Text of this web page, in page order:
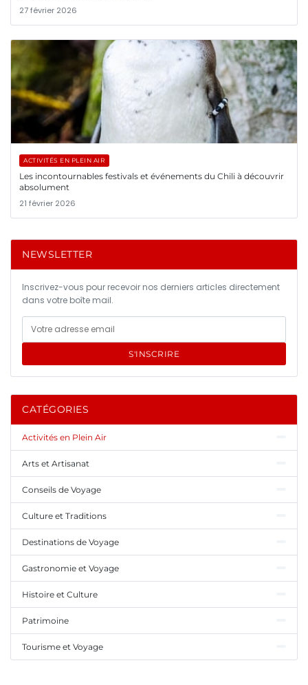
27 février 2026
ACTIVITÉS EN PLEIN AIR
Les incontournables festivals et événements du Chili à découvrir
absolument
21 février 2026
NEWSLETTER
Inscrivez-vous pour recevoir nos derniers articles directement
dans votre boîte mail.
S'INSCRIRE
CATÉGORIES
Activités en Plein Air
Arts et Artisanat
Conseils de Voyage
Culture et Traditions
Destinations de Voyage
Gastronomie et Voyage
Histoire et Culture
Patrimoine
Tourisme et Voyage